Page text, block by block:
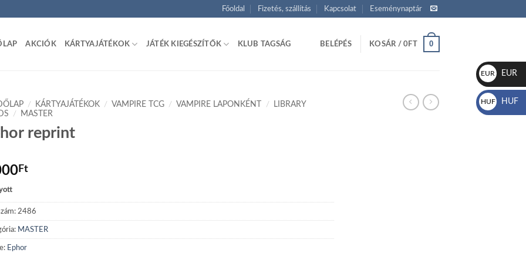
Főoldal Fizetés, szállítás Kapcsolat Eseménynaptár
AKCIÓK KÁRTYAJÁTÉKOK JÁTÉK KIEGÉSZÍTŐK KLUB TAGSÁG BELÉPÉS KOSÁR /0FT 0
/ KÁRTYAJÁTÉKOK / VAMPIRE TCG / VAMPIRE LAPONKÉNT /
LIBRARY
/ MASTER
reprint
Ft
2486
MASTER
Ephor
EUR
€
EUR
HUF
Ft
HUF